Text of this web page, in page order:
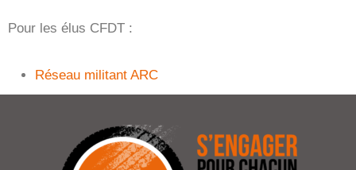
Pour les élus CFDT :
Réseau militant ARC